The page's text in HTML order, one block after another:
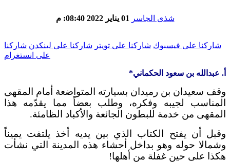
شذى الجاسر 01 يناير 2022 08:40: م
شاركنا على فيسبوك شاركنا على تويتر شاركنا على لينكدن شاركنا
على انستغرام
أ. عبدالله بن سعود الحكماني*
وقف سعيدان بن رميدان بسيارته المتواضعة أمام المقهى
المناسب
لجيبه وفكره، وطلب بعضاً مما يقدّمه
هذا
المقهى من خدمة للبطون الجائعة والأكباد الظامئة.
وقبل أن يفتح الكتاب الذي بين يديه أخذ يلتفت يميناً
وشمالا حوله وهو بداخل أحشاء هذه المدينة التي نشأت
هكذا على حين غفلة من أهلها!